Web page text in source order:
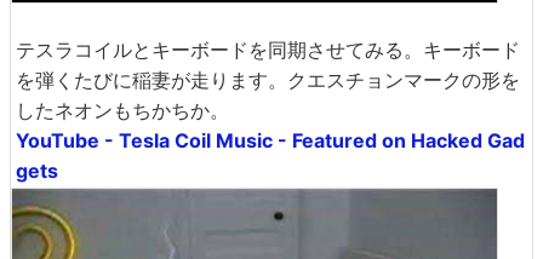
テスラコイルとキーボードを同期させてみる。キーボード
を弾くたびに稲妻が走ります。クエスチョンマークの形を
したネオンもちかちか。
YouTube - Tesla Coil Music - Featured on Hacked Gad
gets